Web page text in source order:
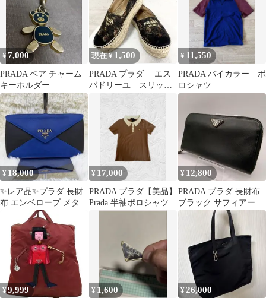
¥7,000
PRADA ベア チャーム
キーホルダー
現在 ¥ 1,500
PRADA プラダ エス
パドリーユ スリッポ
¥ 11,550
PRADA バイカラー ポ
ロシャツ
¥ 18,000
✨レア品✨プラダ 長財
布 エンベロープ メタル
ロゴ サフィアーノレザ
ー レター型
¥ 17,000
PRADA プラダ【美品】
Prada 半袖ポロシャツ
size:S
¥ 12,800
PRADA プラダ 長財布
ブラック サフィアーノ
三角ロゴ ラウンドファ
¥9,999 ¥ 1,600 ¥26,000